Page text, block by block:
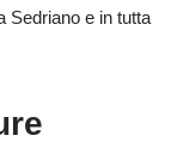
Sedriano e in tutta